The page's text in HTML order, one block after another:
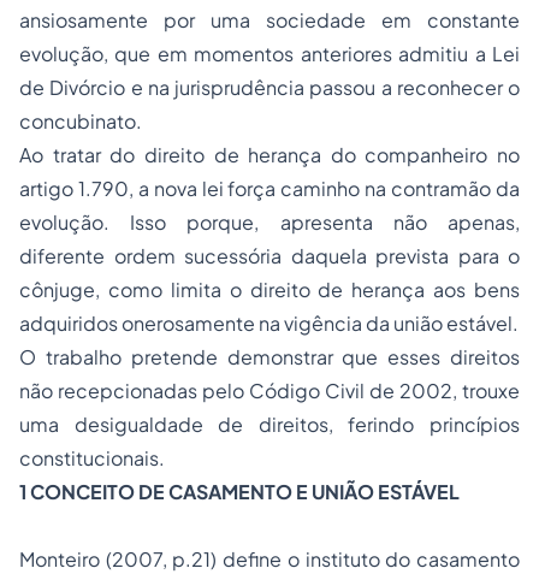
ansiosamente por uma sociedade em constante
evolução, que em momentos anteriores admitiu a Lei
de Divórcio e na jurisprudência passou a reconhecer o
concubinato.
Ao tratar do direito de herança do companheiro no
artigo 1.790, a nova lei força caminho na contramão da
evolução. Isso porque, apresenta não apenas,
diferente ordem sucessória daquela prevista para o
cônjuge, como limita o direito de herança aos bens
adquiridos onerosamente na vigência da união estável.
O trabalho pretende demonstrar que esses direitos
não recepcionadas pelo Código Civil de 2002, trouxe
uma desigualdade de direitos, ferindo princípios
constitucionais.
1 CONCEITO DE CASAMENTO E UNIÃO ESTÁVEL
Monteiro (2007, p.21) define o instituto do casamento